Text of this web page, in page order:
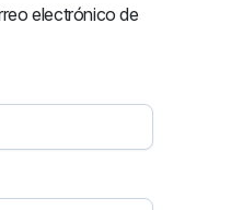
amperios
Tregaskiss
electrónico de